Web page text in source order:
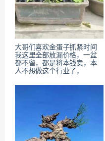
大哥们喜欢金蛋子抓紧时间
我这里全部放漏价格，一盆
都不留，都是将本钱卖，本
人不想做这个行业了，